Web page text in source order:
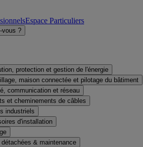
Espace Particuliers
vous ?
protection et gestion de l'énergie
maison connectée et pilotage du bâtiment
communication et réseau
et cheminements de câbles
industriels
d'installation
détachées & maintenance